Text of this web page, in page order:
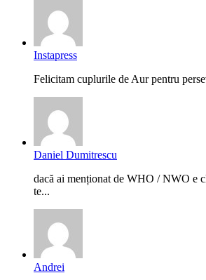
Instapress
Felicitam cuplurile de Aur pentru
Daniel Dumitrescu
dacă ai menționat de WHO / NWO e
te...
Andrei